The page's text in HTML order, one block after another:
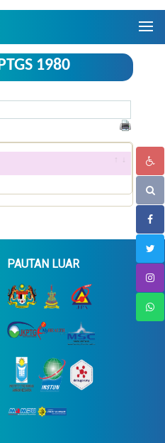
1980
PAUTAN LUAR